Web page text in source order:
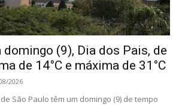
domingo (9), Dia dos Pais, de
de 14°C e máxima de 31°C
2026
São Paulo têm um domingo (9) de tempo